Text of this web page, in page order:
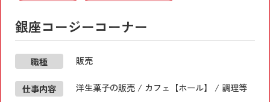
銀座コージーコーナー
職種 販売
仕事内容 洋生菓子の販売 / カフェ【ホール】 / 調理等